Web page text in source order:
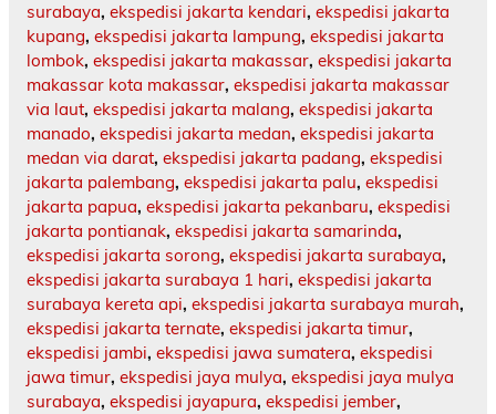
surabaya, ekspedisi jakarta kendari, ekspedisi jakarta
kupang, ekspedisi jakarta lampung, ekspedisi jakarta
lombok, ekspedisi jakarta makassar, ekspedisi jakarta
makassar kota makassar, ekspedisi jakarta makassar
via laut, ekspedisi jakarta malang, ekspedisi jakarta
manado, ekspedisi jakarta medan, ekspedisi jakarta
medan via darat, ekspedisi jakarta padang, ekspedisi
jakarta palembang, ekspedisi jakarta palu, ekspedisi
jakarta papua, ekspedisi jakarta pekanbaru, ekspedisi
jakarta pontianak, ekspedisi jakarta samarinda,
ekspedisi jakarta sorong, ekspedisi jakarta surabaya,
ekspedisi jakarta surabaya 1 hari, ekspedisi jakarta
surabaya kereta api, ekspedisi jakarta surabaya murah,
ekspedisi jakarta ternate, ekspedisi jakarta timur,
ekspedisi jambi, ekspedisi jawa sumatera, ekspedisi
jawa timur, ekspedisi jaya mulya, ekspedisi jaya mulya
surabaya, ekspedisi jayapura, ekspedisi jember,